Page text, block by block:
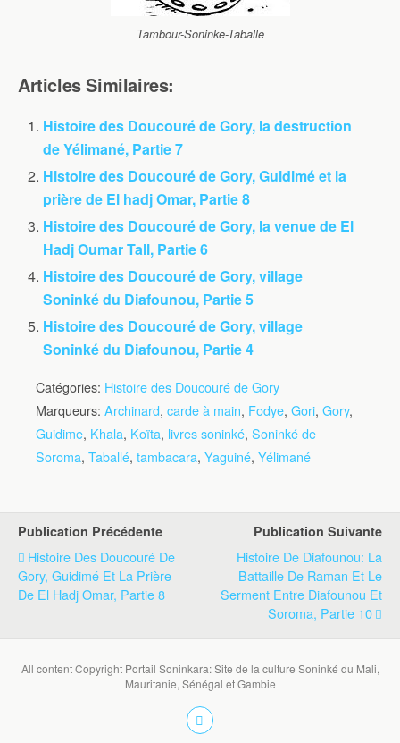
Tambour-Soninke-Taballe
Articles Similaires:
Histoire des Doucouré de Gory, la destruction
de Yélimané, Partie 7
Histoire des Doucouré de Gory, Guidimé et la
prière de El hadj Omar, Partie 8
Histoire des Doucouré de Gory, la venue de El
Hadj Oumar Tall, Partie 6
Histoire des Doucouré de Gory, village
Soninké du Diafounou, Partie 5
Histoire des Doucouré de Gory, village
Soninké du Diafounou, Partie 4
Catégories: Histoire des Doucouré de Gory
Marqueurs: Archinard, carde à main, Fodye, Gori, Gory,
Guidime, Khala, Koïta, livres soninké, Soninké de
Soroma, Taballé, tambacara, Yaguiné, Yélimané
Publication Précédente
Histoire Des Doucouré De
Gory, Guidimé Et La Prière
De El Hadj Omar, Partie 8
Publication Suivante
Histoire De Diafounou: La
Battaille De Raman Et Le
Serment Entre Diafounou Et
Soroma, Partie 10
All content Copyright Portail Soninkara: Site de la culture Soninké du Mali,
Mauritanie, Sénégal et Gambie